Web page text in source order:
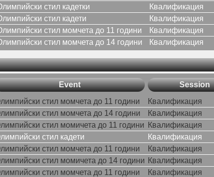
стил кадетки
Квалификация
стил кадети
Квалификация
стил момчета до 11 години
Квалификация
стил момчета до 14 години Квалификация
Event Session
стил момчета до 11 години
Квалификация
стил момчета до 14 години
Квалификация
стил момичета до 11 години
Квалификация
стил кадети
Квалификация
стил момчета до 11 години
Квалификация
стил момичета до 14 години Квалификация
стил момчета до 11 години Квалификация